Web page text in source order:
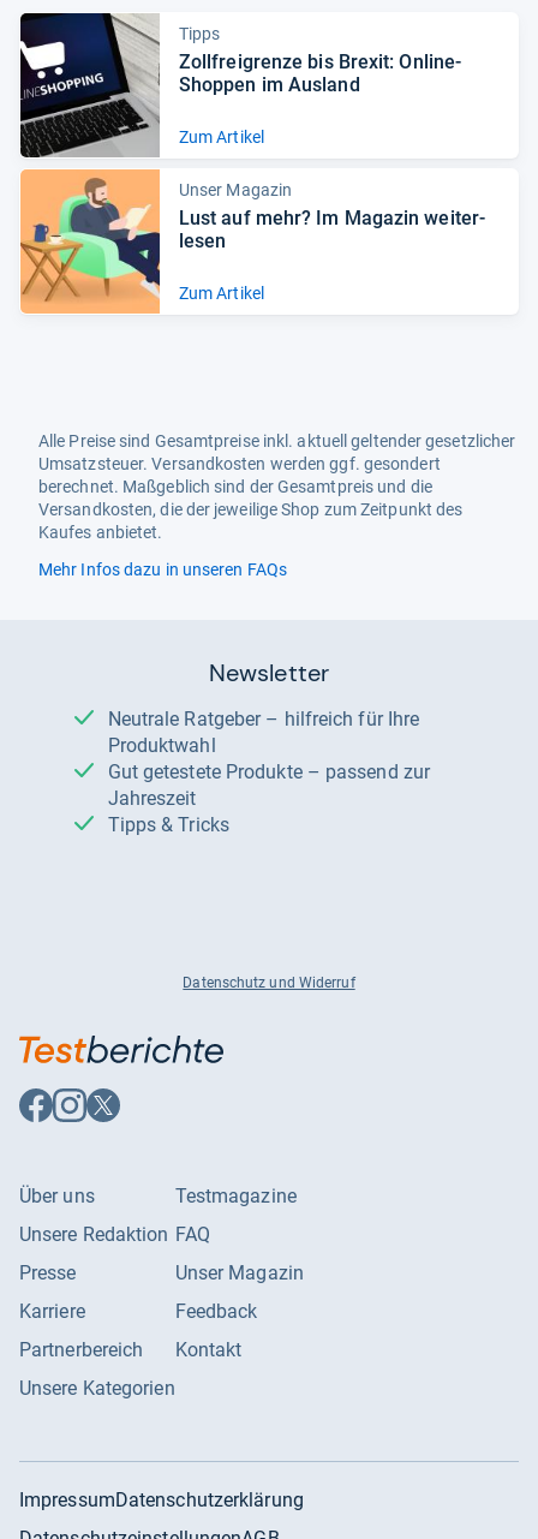
Tipps
Zoll­frei­grenze bis Bre­xit: Online-​
Shop­pen im Aus­land
Zum Artikel
Unser Magazin
Lust auf mehr? Im Maga­zin wei­ter­
le­sen
Zum Artikel
Alle Preise sind Gesamtpreise inkl. aktuell geltender gesetzlicher
Umsatzsteuer. Versandkosten werden ggf. gesondert
berechnet. Maßgeblich sind der Gesamtpreis und die
Versandkosten, die der jeweilige Shop zum Zeitpunkt des
Kaufes anbietet.
Mehr Infos dazu in unseren FAQs
Newsletter
Neutrale Ratgeber – hilfreich für Ihre
Produktwahl
Gut getestete Produkte – passend zur
Jahreszeit
Tipps & Tricks
Datenschutz und Widerruf
Auf
Facebook
Auf
Instagram
Auf
X
Über uns
Unsere Redaktion
Presse
Karriere
Partnerbereich
Unsere Kategorien
Testmagazine
FAQ
Unser Magazin
Feedback
Kontakt
ImpressumDatenschutzerklärung